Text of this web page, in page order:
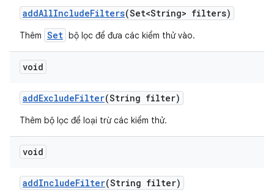
addAllIncludeFilters(Set<String> filters)
Thêm Set bộ lọc để đưa các kiểm thử vào.
void
addExcludeFilter(String filter)
Thêm bộ lọc để loại trừ các kiểm thử.
void
addIncludeFilter(String filter)